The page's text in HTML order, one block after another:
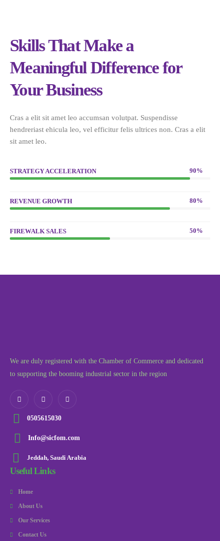
Skills That Make a
Meaningful Difference for
Your Business
Cras a elit sit amet leo accumsan volutpat. Suspendisse
hendreriast ehicula leo, vel efficitur felis ultrices non. Cras a elit
sit amet leo.
STRATEGY ACCELERATION 90%
REVENUE GROWTH 80%
FIREWALK SALES 50%
We are duly registered with the Chamber of Commerce and dedicated
to supporting the booming industrial sector in the region
0505615030
Info@sicfom.com
Jeddah, Saudi Arabia
Useful Links
Home
About Us
Our Services
Contact Us